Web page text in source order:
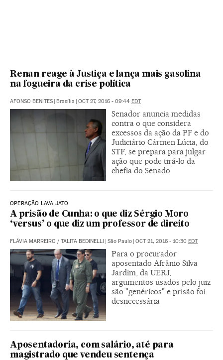
Renan reage à Justiça e lança mais gasolina
na fogueira da crise política
AFONSO BENITES | Brasília | OCT 27, 2016 - 09:44 EDT
Senador anuncia medidas
contra o que considera
excessos da ação da PF e do
Judiciário Cármen Lúcia, do
STF, se prepara para julgar
ação que pode tirá-lo da
chefia do Senado
OPERAÇÃO LAVA JATO
A prisão de Cunha: o que diz Sérgio Moro
‘versus’ o que diz um professor de direito
FLÁVIA MARREIRO / TALITA BEDINELLI | São Paulo | OCT 21, 2016 - 10:30 EDT
Para o procurador
aposentado Afrânio Silva
Jardim, da UERJ,
argumentos usados pelo juiz
são "genéricos" e prisão foi
desnecessária
Aposentadoria, com salário, até para
magistrado que vendeu sentença